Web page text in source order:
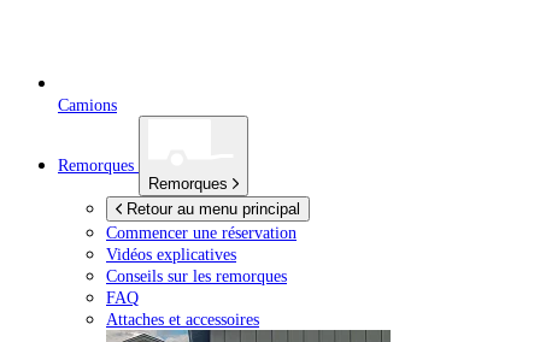
Camions
Remorques
Remorques
Retour au menu principal
Commencer une réservation
Vidéos explicatives
Conseils sur les remorques
FAQ
Attaches et accessoires